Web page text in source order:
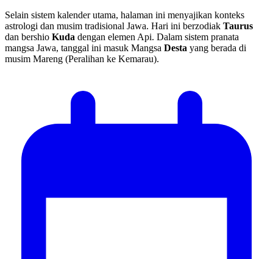
Selain sistem kalender utama, halaman ini menyajikan konteks
astrologi dan musim tradisional Jawa. Hari ini berzodiak Taurus
dan bershio Kuda dengan elemen Api. Dalam sistem pranata
mangsa Jawa, tanggal ini masuk Mangsa Desta yang berada di
musim Mareng (Peralihan ke Kemarau).